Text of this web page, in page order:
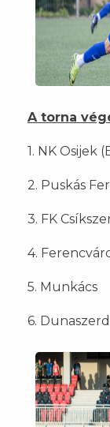
A torna
1. NK Osijek
2. Puskás
3. FK
4.
5. Munkács
6.